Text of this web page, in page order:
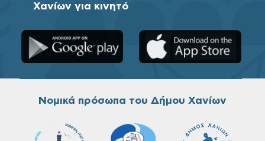
Χανίων για κινητό
Νομικά πρόσωπα του Δήμου Χανίων